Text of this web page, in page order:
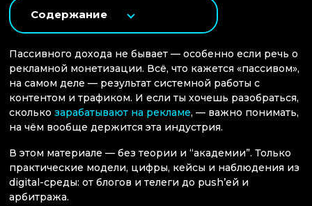
Содержание
Пассивного дохода не бывает — особенно если речь о
рекламной монетизации. Всё, что кажется «пассивом»,
на самом деле — результат системной работы с
контентом и трафиком. И если ты хочешь разобраться,
сколько зарабатывают на рекламе, — важно понимать,
на чём вообще держится эта индустрия.
В этом материале — без теории и “академии”. Только
практические модели, цифры, кейсы и наблюдения из
digital-среды: от блогов и телеги до push’ей и
арбитража.